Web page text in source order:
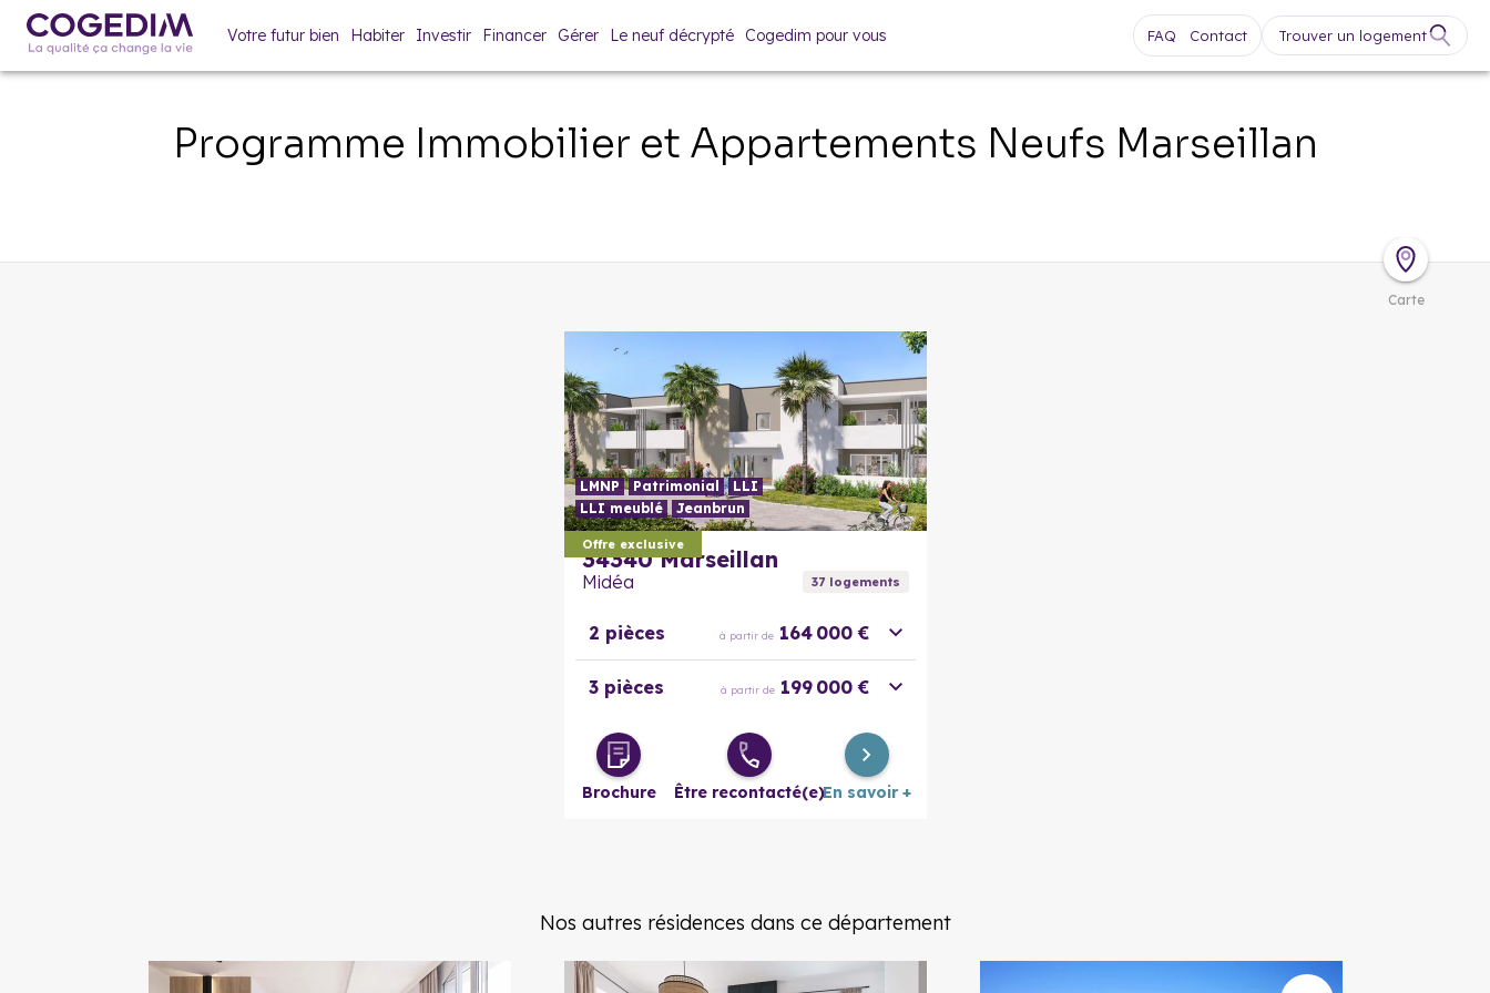
Votre futur bien Habiter Investir Financer Gérer Le neuf décrypté Cogedim pour vous FAQ Contact Trouver un logement
Programme Immobilier et Appartements Neufs Marseillan
Carte
Offre exclusive
LMNP Patrimonial
LLI
LLI meublé
Jeanbrun
34340 Marseillan
Midéa 37logements
2 pièces à partir de 164 000 €
3 pièces à partir de 199 000 €
Brochure Être recontacté(e)En savoir +
Nos autres résidences dans ce département